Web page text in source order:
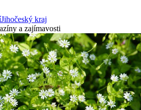
Jihočeský kraj
a zajímavosti